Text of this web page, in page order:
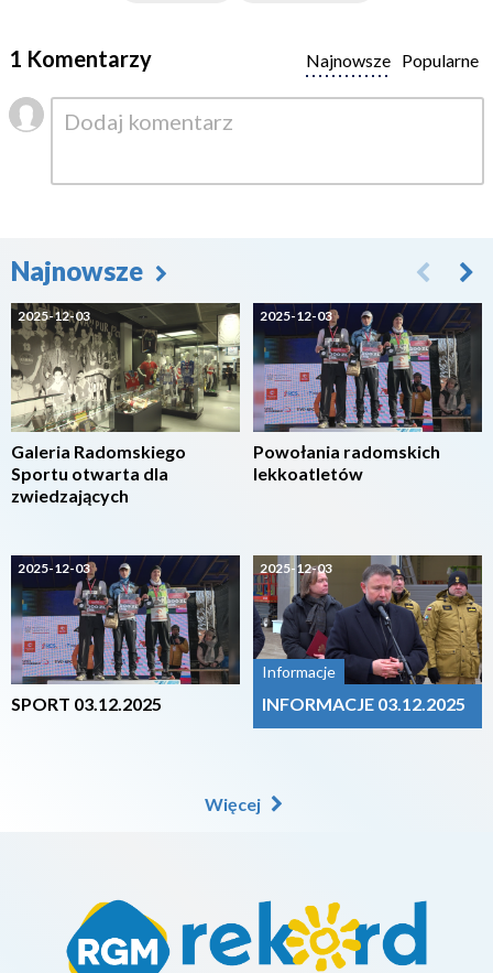
1 Komentarzy Popularne
Najnowsze
Najnowsze
2025-12-03
Galeria Radomskiego
Sportu otwarta dla
zwiedzających
2025-12-03
SPORT 03.12.2025
2025-12-03
Powołania radomskich
lekkoatletów
2025-12-03
Informacje
INFORMACJE 03.12.2025
Więcej